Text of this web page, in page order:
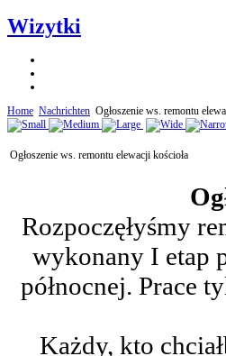
Wizytki
Home Nachrichten Ogłoszenie ws. remontu
Ogłoszenie ws. remontu elewacji kościoła
Rozpoczęłyśmy
wykonany I etap
północnej. Prace
Każdy, kto